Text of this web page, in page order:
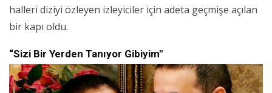
halleri diziyi özleyen izleyiciler için adeta geçmişe açılan
bir kapı oldu.
“Sizi Bir Yerden Tanıyor Gibiyim"